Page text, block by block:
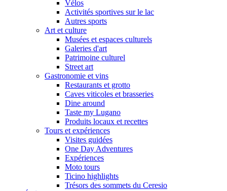
Vélos
Activités sportives sur le lac
Autres sports
Art et culture
Musées et espaces culturels
Galeries d'art
Patrimoine culturel
Street art
Gastronomie et vins
Restaurants et grotto
Caves viticoles et brasseries
Dine around
Taste my Lugano
Produits locaux et recettes
Tours et expériences
Visites guidées
One Day Adventures
Expériences
Moto tours
Ticino highlights
Trésors des sommets du Ceresio